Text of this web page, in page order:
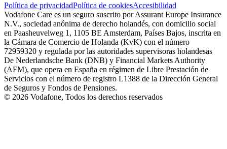
Política de privacidadPolítica de cookiesAccesibilidad
Vodafone Care es un seguro suscrito por Assurant Europe Insurance
N.V., sociedad anónima de derecho holandés, con domicilio social
en Paasheuvelweg 1, 1105 BE Amsterdam, Países Bajos, inscrita en
la Cámara de Comercio de Holanda (KvK) con el número
72959320 y regulada por las autoridades supervisoras holandesas
De Nederlandsche Bank (DNB) y Financial Markets Authority
(AFM), que opera en España en régimen de Libre Prestación de
Servicios con el número de registro L1388 de la Dirección General
de Seguros y Fondos de Pensiones.
© 2026 Vodafone, Todos los derechos reservados